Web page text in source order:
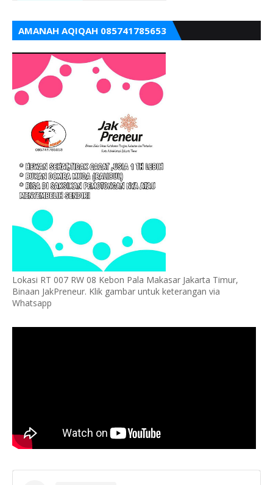
AMANAH AQIQAH 085741785653
Lokasi RT 007 RW 08 Kebon Pala Makasar Jakarta Timur,
Binaan JakPreneur. Klik gambar untuk keterangan via
Whatsapp